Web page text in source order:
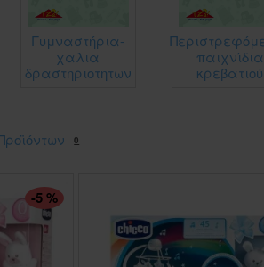
Γυμναστήρια-
χαλια
δραστηριοτητων
παιχνίδια
κρεβατιού
0
-5 %